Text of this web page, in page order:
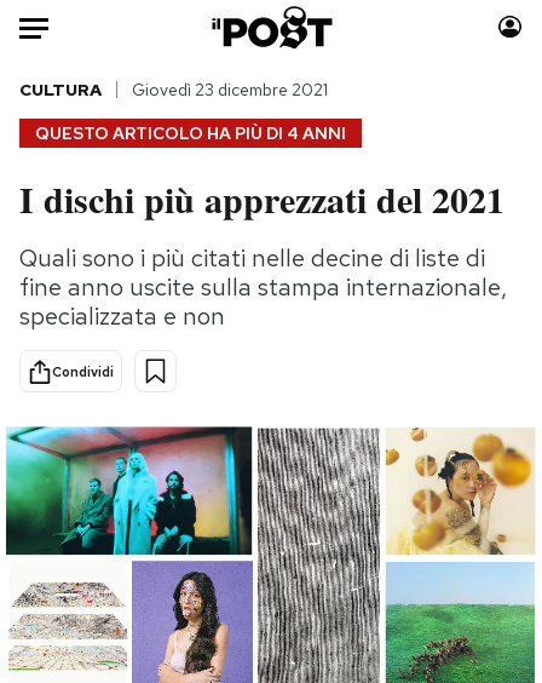
Auto
HOME
Italia
Politica
Tecnologia
Scienza
Economia
Sport
Moda
Consumismi
Storie/Idee
Altrecose
Mondiali calcio 2026
PODCAST
NEWSLETTER
QUESTO ARTICOLO HA PIÙ DI 4 ANNI
CULTURA Giovedì 23 dicembre 2021
I dischi più apprezzati del 2021
Quali sono i più citati nelle decine di liste di
fine anno uscite sulla stampa internazionale,
specializzata e non
Condividi